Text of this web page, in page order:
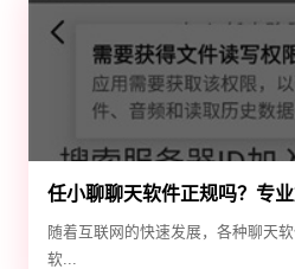
任小聊聊天软件正规吗？专
选！
随着互联网的快速发展，各种聊天
软...